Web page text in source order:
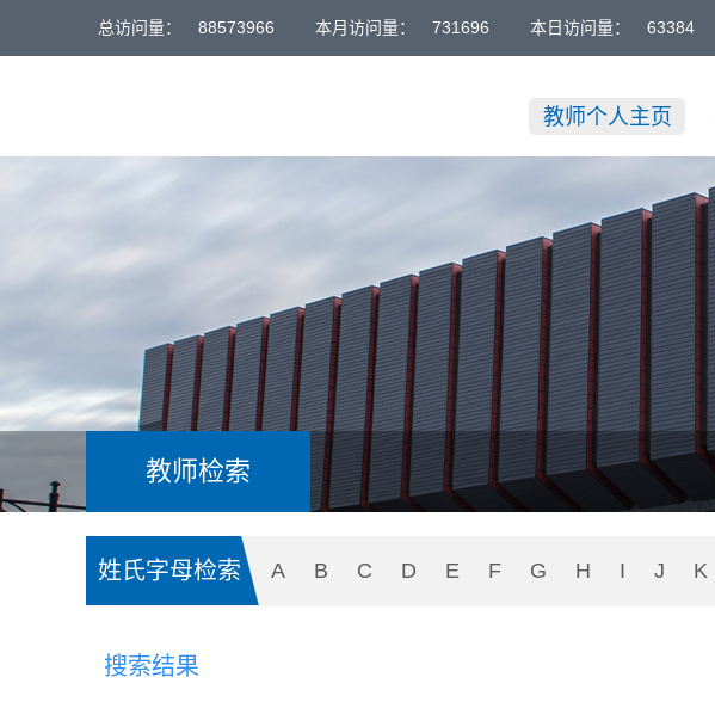
总访问量： 88573966 本月访问量： 731696 本日访问量： 63384
教师个人主页
教师检索
姓氏字母检索 A B C D E F G H I J K
搜索结果